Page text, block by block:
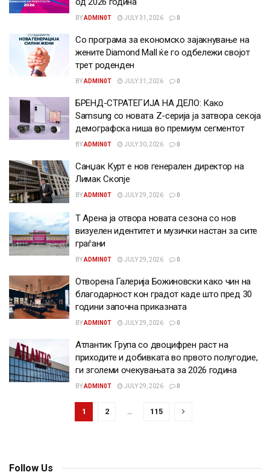
BYADMIN0T JULY 31, 2026 0
Со програма за економско зајакнување на
жените Diamond Mall ќе го одбележи својот
трет роденден
BYADMIN0T JULY 31, 2026 0
БРЕНД-СТРАТЕГИЈА НА ДЕЛО: Како
Samsung со новата Z-серија ја затвора секоја
демографска ниша во премиум сегментот
BYADMIN0T JULY 30, 2026 0
Санџак Курт е нов генерален директор на
Лимак Скопје
BYADMIN0T JULY 29, 2026 0
Т Арена ја отвора новата сезона со нов
визуелен идентитет и музички настан за сите
граѓани
BYADMIN0T JULY 29, 2026 0
Отворена Галерија Божиновски како чин на
благодарност кон градот каде што пред 30
години започна приказната
BYADMIN0T JULY 29, 2026 0
Атлантик Група со двоцифрен раст на
приходите и добивката во првото полугодие,
ги зголеми очекувањата за 2026 година
BYADMIN0T JULY 29, 2026 0
1 2 … 115
Follow Us